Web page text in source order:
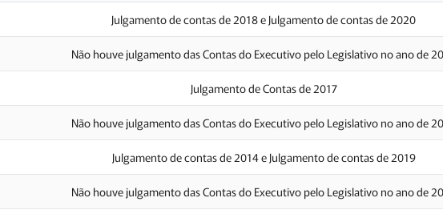
Julgamento de contas de 2018 e Julgamento de contas de 2020
Não houve julgamento das Contas do Executivo pelo Legislativo no ano de
Julgamento de Contas de 2017
Não houve julgamento das Contas do Executivo pelo Legislativo no ano de
Julgamento de contas de 2014 e Julgamento de contas de 2019
Não houve julgamento das Contas do Executivo pelo Legislativo no ano de